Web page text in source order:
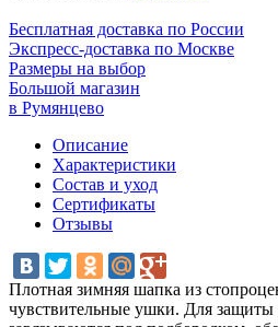
Бесплатная доставка по России
Экспресс-доставка по Москве
Размеры на выбор
Большой магазин
в Румянцево
Описание
Характеристики
Состав и уход
Сертификаты
Отзывы
Плотная зимняя шапка из
чувствительные ушки. Для